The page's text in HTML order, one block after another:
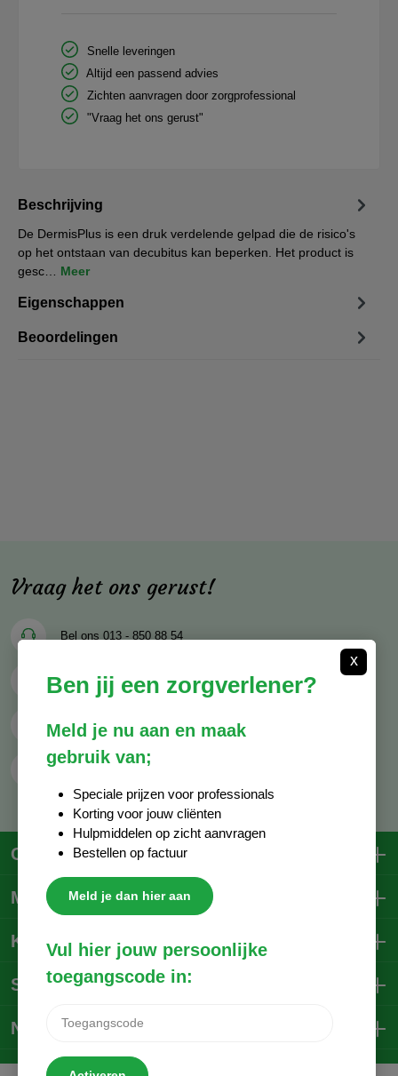
Snelle leveringen
Altijd een passend advies
Zichten aanvragen door zorgprofessional
"Vraag het ons gerust"
Beschrijving
De DermisPlus is een druk verdelende gelpad die de risico's
op het ontstaan van decubitus kan beperken. Het product is
gesc… Meer
Eigenschappen
Beoordelingen
Vraag het ons gerust!
Bel ons 013 - 850 88 54
Mail onsinfo@decocare.nl
Whatsapp 06 - 81 38 59 03
Nieuwsbrief
Contactgegevens
Mijn account
Klantenservice
Social Media
x
Ben jij een zorgverlener?
Meld je nu aan en maak
gebruik van;
Speciale prijzen voor professionals
Korting voor jouw cliënten
Hulpmiddelen op zicht aanvragen
Bestellen op factuur
Meld je dan hier aan
Vul hier jouw persoonlijke
toegangscode in: